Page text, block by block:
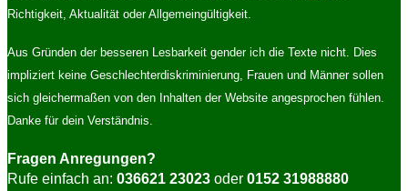
Richtigkeit, Aktualität oder Allgemeingültigkeit.
Aus Gründen der besseren Lesbarkeit gender ich die Texte nicht. Dies
impliziert keine Geschlechterdiskriminierung, Frauen und Männer sollen
sich gleichermaßen von den Inhalten der Website angesprochen fühlen.
Danke für dein Verständnis.
Fragen Anregungen?
Rufe einfach an: 036621 23023 oder 0152 31988880